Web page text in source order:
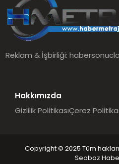
Reklam & İşbirliği:
Hakkımızda
Gizlilik PolitikasıÇerez
Copyright © 2025 Tüm hakları
Seobaz